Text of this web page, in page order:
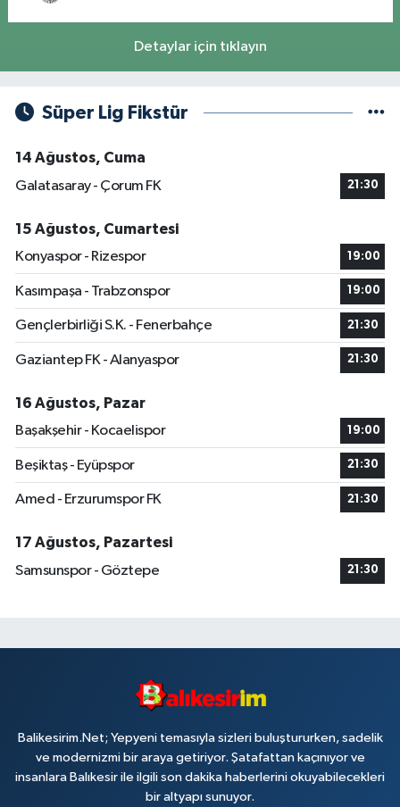
Detaylar için tıklayın
Süper Lig Fikstür
14 Ağustos, Cuma
Galatasaray - Çorum FK
21:30
15 Ağustos, Cumartesi
Konyaspor - Rizespor
19:00
Kasımpaşa - Trabzonspor 19:00
Gençlerbirliği S.K. - Fenerbahçe 21:30
Gaziantep FK - Alanyaspor 21:30
16 Ağustos, Pazar
Başakşehir - Kocaelispor
19:00
Beşiktaş - Eyüpspor 21:30
Amed - Erzurumspor FK 21:30
17 Ağustos, Pazartesi
Samsunspor - Göztepe
21:30
Balikesirim.Net; Yepyeni temasıyla sizleri buluştururken, sadelik
ve modernizmi bir araya getiriyor. Şatafattan kaçınıyor ve
insanlara Balıkesir ile ilgili son dakika haberlerini okuyabilecekleri
bir altyapı sunuyor.